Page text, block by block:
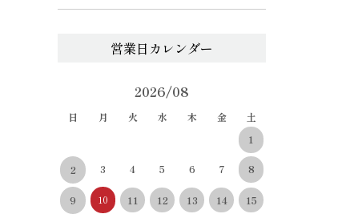
2026/08
日 月 火 水 木 金
土
1
2 3 4 5 6 7 8
9 10 11 12 13 14 15